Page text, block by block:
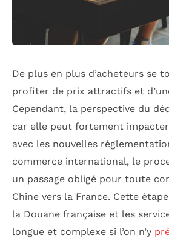
De plus en plus d’acheteurs se
profiter de prix attractifs et
Cependant, la perspective du
car elle peut fortement
avec les nouvelles
commerce international, le
un passage obligé pour toute
Chine vers la France. Cette
la Douane française et les
longue et complexe si l’on n’y